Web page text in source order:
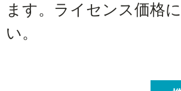
ます。ライセンス価格
い。